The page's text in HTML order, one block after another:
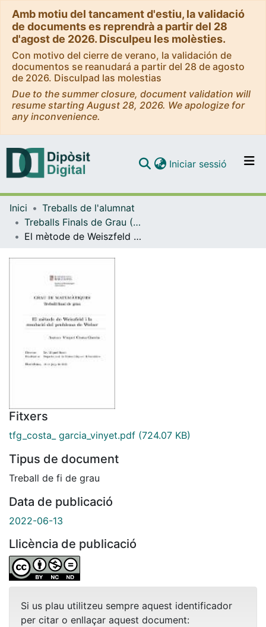
Amb motiu del tancament d'estiu, la validació
de documents es reprendrà a partir del 28
d'agost de 2026. Disculpeu les molèsties.
Con motivo del cierre de verano, la validación de
documentos se reanudará a partir del 28 de agosto
de 2026. Disculpad las molestias
Due to the summer closure, document validation will
resume starting August 28, 2026. We apologize for
any inconvenience.
Navega per tot el DD
Com publicar
Iniciar sessió (current)
Inici
Treballs de l'alumnat
Treballs Finals de Grau (TFG) - Matemàtiques
El mètode de Weiszfeld i la resolució del problema de Weber
Fitxers
tfg_costa_ garcia_vinyet.pdf (724.07 KB)
Tipus de document
Treball de fi de grau
Data de publicació
2022-06-13
Llicència de publicació
Si us plau utilitzeu sempre aquest identificador
per citar o enllaçar aquest document: